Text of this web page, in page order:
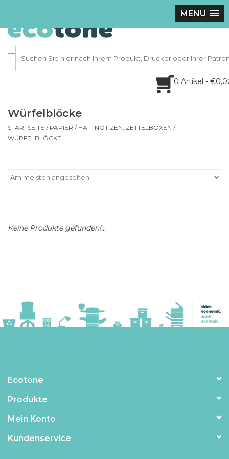
MENU
0 Artikel -
Würfelblöcke
STARTSEITE / PAPIER / HAFTNOTIZEN, ZETTELBOXEN /
WÜRFELBLÖCKE
Keine Produkte gefunden!...
Ecotone
Produkte
Mein Konto
Kundenservice